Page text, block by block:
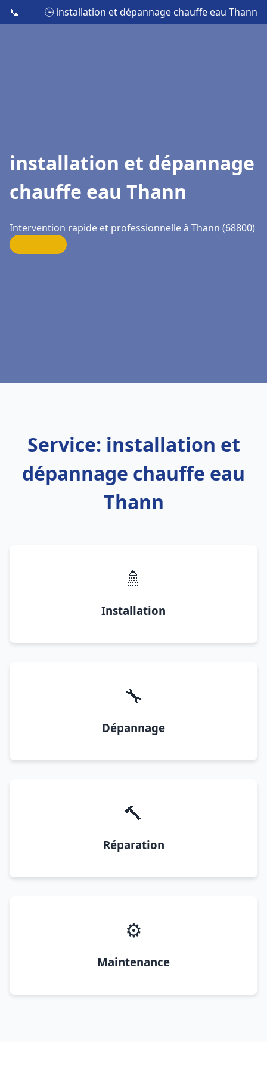
📞 🕒 installation et dépannage chauffe eau Thann
installation et dépannage
chauffe eau Thann
Intervention rapide et professionnelle à Thann (68800)
Service: installation et
dépannage chauffe eau
Thann
🚿
Installation
🔧
Dépannage
🔨
Réparation
⚙️
Maintenance